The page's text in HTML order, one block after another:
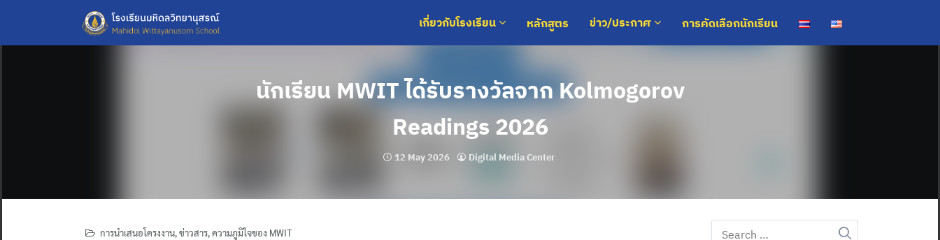
content
เกี่ยวกับโรงเรียน หลักสูตร ข่าว/ประกาศ การคัดเลือกนักเรียน
นักเรียน MWIT ได้รับรางวัลจาก Kolmogorov
Readings 2026
12 May 2026 Digital Media Center
การนำเสนอโครงงาน,ข่าวสาร,ความภูมิใจของ MWIT
Search